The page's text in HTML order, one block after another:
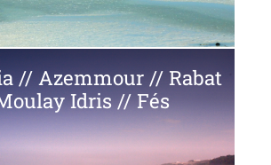
// Azemmour // Rabat
Idris // Fés